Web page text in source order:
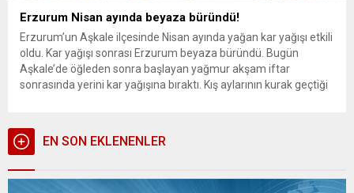
Erzurum Nisan ayında beyaza büründü!
Erzurum’un Aşkale ilçesinde Nisan ayında yağan kar yağışı etkili
oldu. Kar yağışı sonrası Erzurum beyaza büründü. Bugün
Aşkale’de öğleden sonra başlayan yağmur akşam iftar
sonrasında yerini kar yağışına bıraktı. Kış aylarının kurak geçtiği
EN SON EKLENENLER